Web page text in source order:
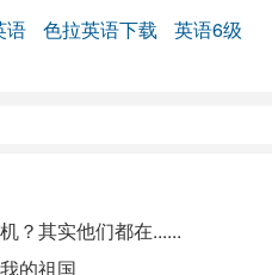
语 色拉英语下载
英语6级
？其实他们都在......
的祖国